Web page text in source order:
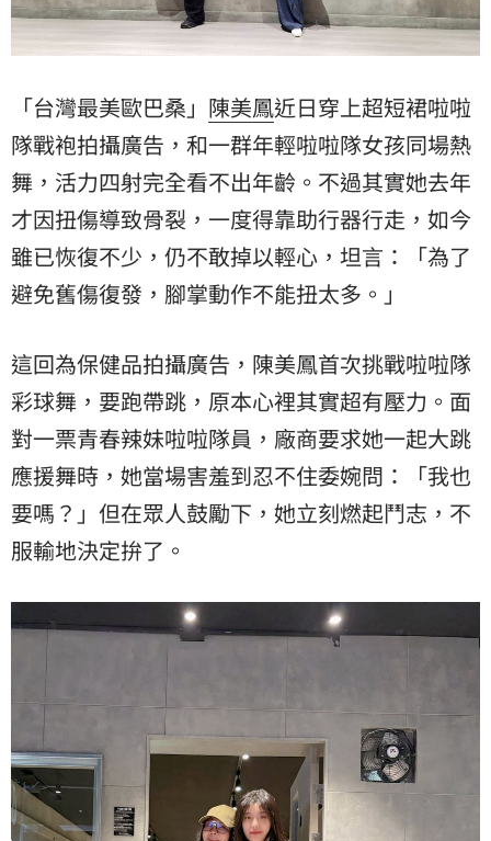
「台灣最美歐巴桑」 陳美鳳近日穿上超短裙啦啦
隊戰袍拍攝廣告，和一群年輕啦啦隊女孩同場熱
舞，活力四射完全看不出年齡。不過其實她去年
才因扭傷導致骨裂，一度得靠助行器行走，如今
雖已恢復不少，仍不敢掉以輕心，坦言：「為了
避免舊傷復發，腳掌動作不能扭太多。」
這回為保健品拍攝廣告，陳美鳳首次挑戰啦啦隊
彩球舞，要跑帶跳，原本心裡其實超有壓力。面
對一票青春辣妹啦啦隊員，廠商要求她一起大跳
應援舞時，她當場害羞到忍不住委婉問：「我也
要嗎？」但在眾人鼓勵下，她立刻燃起鬥志，不
服輸地決定拚了。